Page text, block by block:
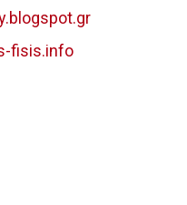
fisis.info